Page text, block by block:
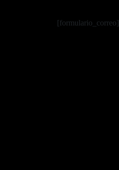
[formulario_correo]